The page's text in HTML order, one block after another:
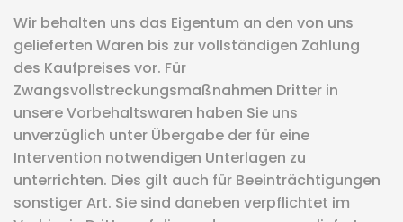
Wir behalten uns das Eigentum an den von uns
gelieferten Waren bis zur vollständigen Zahlung
des Kaufpreises vor. Für
Zwangsvollstreckungsmaßnahmen Dritter in
unsere Vorbehaltswaren haben Sie uns
unverzüglich unter Übergabe der für eine
Intervention notwendigen Unterlagen zu
unterrichten. Dies gilt auch für Beeinträchtigungen
sonstiger Art. Sie sind daneben verpflichtet im